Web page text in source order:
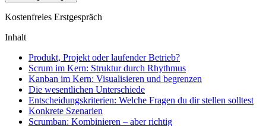
Kostenfreies Erstgespräch
Inhalt
Produkt, Projekt oder laufender Betrieb?
Scrum im Kern: Struktur durch Rhythmus
Kanban im Kern: Visualisieren und begrenzen
Die wesentlichen Unterschiede
Entscheidungskriterien: Welche Fragen du dir stellen solltest
Konkrete Szenarien
Scrumban: Kombinieren – aber richtig